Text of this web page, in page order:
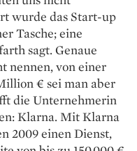
wurde das Start-up
Tasche; eine
sagt. Genaue
nennen, von einer
€ sei man aber
die Unternehmerin
­Klarna. Mit Klarna
2009 einen Dienst,